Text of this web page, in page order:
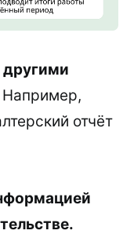
другими
Например,
отчёт